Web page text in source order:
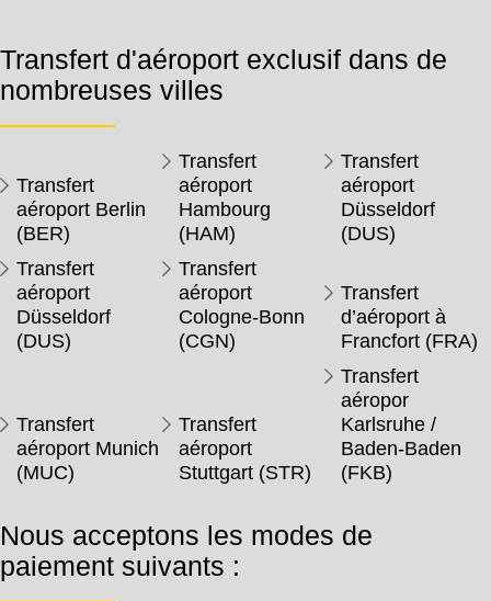
Transfert d'aéroport exclusif dans de
nombreuses villes
Transfert
aéroport Berlin
(BER)
Transfert
aéroport
Hambourg
(HAM)
Transfert
aéroport
Düsseldorf
(DUS)
Transfert
aéroport
Düsseldorf
(DUS)
Transfert
aéroport
Cologne-Bonn
(CGN)
Transfert
d’aéroport à
Francfort (FRA)
Transfert
aéroport Munich
(MUC)
Transfert
aéroport
Stuttgart (STR)
Transfert
aéropor
Karlsruhe /
Baden-Baden
(FKB)
Nous acceptons les modes de
paiement suivants :